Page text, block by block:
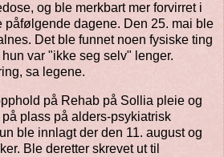
og ble merkbart mer forvirret i
påfølgende dagene. Den 25. mai ble
Det ble funnet noen fysiske ting
var "ikke seg selv" lenger.
sa legene.
på Rehab på Sollia pleie og
plass på alders-psykiatrisk
ble innlagt der den 11. august og
Ble deretter skrevet ut til